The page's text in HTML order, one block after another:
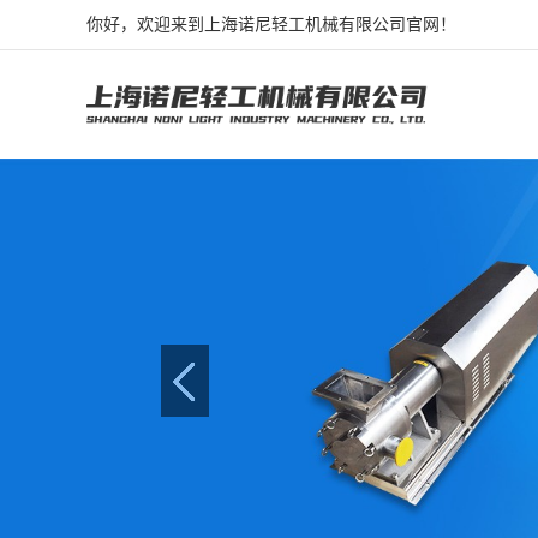
你好，欢迎来到上海诺尼轻工机械有限公司官网！